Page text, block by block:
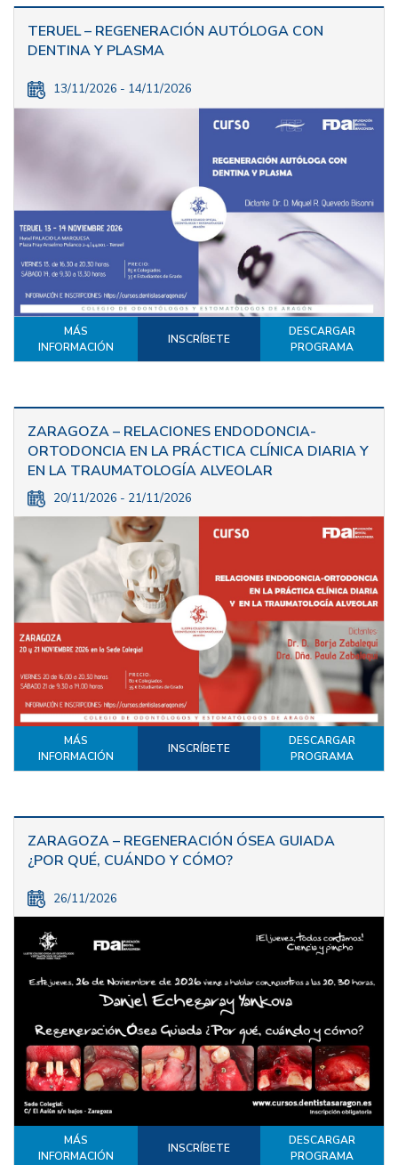
TERUEL – REGENERACIÓN AUTÓLOGA CON
DENTINA Y PLASMA
13/11/2026 - 14/11/2026
MÁS
INFORMACIÓN
INSCRÍBETE
DESCARGAR
PROGRAMA
ZARAGOZA – RELACIONES ENDODONCIA-
ORTODONCIA EN LA PRÁCTICA CLÍNICA DIARIA Y
EN LA TRAUMATOLOGÍA ALVEOLAR
20/11/2026 - 21/11/2026
MÁS
INFORMACIÓN
INSCRÍBETE
DESCARGAR
PROGRAMA
ZARAGOZA – REGENERACIÓN ÓSEA GUIADA
¿POR QUÉ, CUÁNDO Y CÓMO?
26/11/2026
MÁS
INFORMACIÓN
INSCRÍBETE
DESCARGAR
PROGRAMA